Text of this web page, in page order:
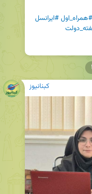
#همراه_اول#ایرانسل
کبنانیوز